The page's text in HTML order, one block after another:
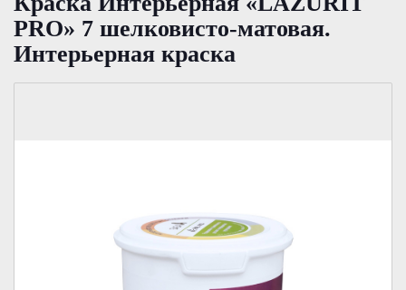
PRO» 7 шелковисто-матовая.
Интерьерная краска